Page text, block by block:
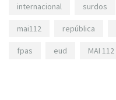
internacional surdos
mai112 república
fpas eud MAI 112